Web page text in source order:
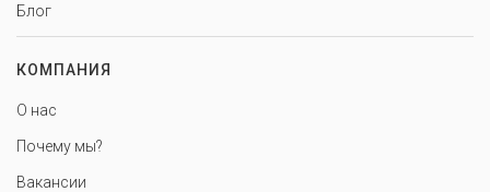
Блог
КОМПАНИЯ
О нас
Почему мы?
Вакансии